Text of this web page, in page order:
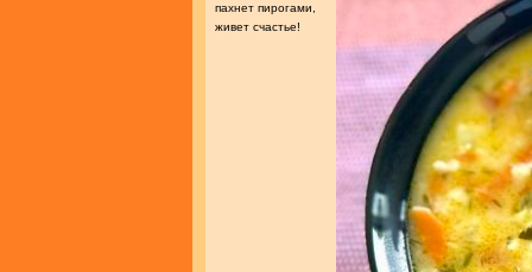
пахнет пирогами,
живет счастье!